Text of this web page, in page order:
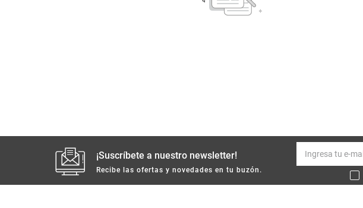
mascotas
limpieza
¡Suscríbete a nuestro newsletter!
Recibe las ofertas y novedades en tu buzón.